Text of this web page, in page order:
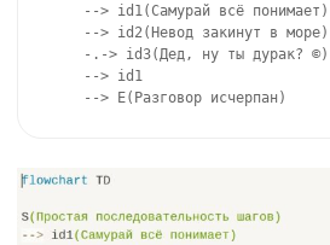
  --> id1(Самурай всё понимает)
  --> id2(Невод закинут в море)
  -.-> id3(Дед, ну ты дурак?
©)
  --> id1